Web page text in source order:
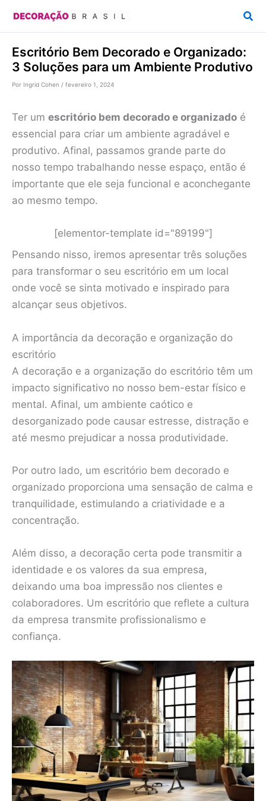
conteúdo
Escritório Bem Decorado e Organizado:
3 Soluções para um Ambiente Produtivo
Por Ingrid Cohen / fevereiro 1, 2024
Ter um escritório bem decorado e organizado é
essencial para criar um ambiente agradável e
produtivo. Afinal, passamos grande parte do
nosso tempo trabalhando nesse espaço, então é
importante que ele seja funcional e aconchegante
ao mesmo tempo.
[elementor-template id="89199"]
Pensando nisso, iremos apresentar três soluções
para transformar o seu escritório em um local
onde você se sinta motivado e inspirado para
alcançar seus objetivos.
A importância da decoração e organização do
escritório
A decoração e a organização do escritório têm um
impacto significativo no nosso bem-estar físico e
mental. Afinal, um ambiente caótico e
desorganizado pode causar estresse, distração e
até mesmo prejudicar a nossa produtividade.
Por outro lado, um escritório bem decorado e
organizado proporciona uma sensação de calma e
tranquilidade, estimulando a criatividade e a
concentração.
Além disso, a decoração certa pode transmitir a
identidade e os valores da sua empresa,
deixando uma boa impressão nos clientes e
colaboradores. Um escritório que reflete a cultura
da empresa transmite profissionalismo e
confiança.